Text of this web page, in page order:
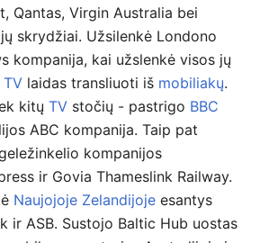
Qantas, Virgin Australia bei
skrydžiai. Užsilenkė Londono
kompanija, kai užslenkė visos jų
TV laidas transliuoti iš mobiliakų.
kitų TV stočių - pastrigo BBC
ABC kompanija. Taip pat
kompanijos
ir Govia Thameslink Railway.
Naujojoje Zelandijoje esantys
ir ASB. Sustojo Baltic Hub uostas